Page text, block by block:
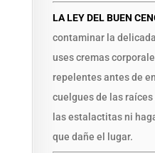
LA LEY DEL BUEN
contaminar la
uses cremas
repelentes antes de
cuelgues de las
las estalactitas ni
que dañe el lugar.